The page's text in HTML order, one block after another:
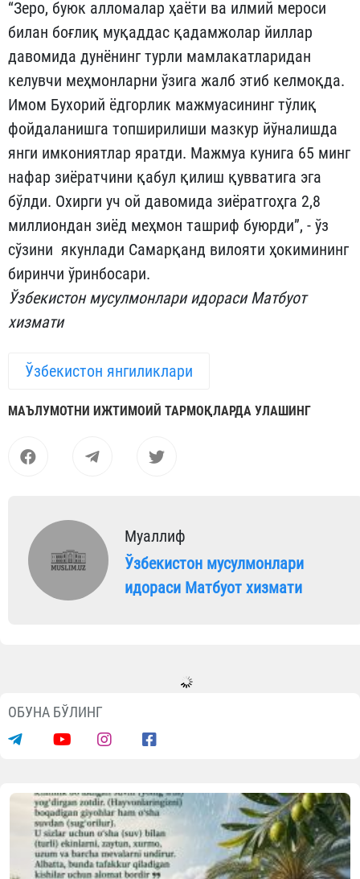
“Зеро, буюк алломалар ҳаёти ва илмий мероси
билан боғлиқ муқаддас қадамжолар йиллар
давомида дунёнинг турли мамлакатларидан
келувчи меҳмонларни ўзига жалб этиб келмоқда.
Имом Бухорий ёдгорлик мажмуасининг тўлиқ
фойдаланишга топширилиши мазкур йўналишда
янги имкониятлар яратди. Мажмуа кунига 65 минг
нафар зиёратчини қабул қилиш қувватига эга
бўлди. Охирги уч ой давомида зиёратгоҳга 2,8
миллиондан зиёд меҳмон ташриф буюрди”, - ўз
сўзини якунлади Самарқанд вилояти ҳокимининг
биринчи ўринбосари.
Ўзбекистон мусулмонлари идораси Матбуот
хизмати
Ўзбекистон янгиликлари
МАЪЛУМОТНИ ИЖТИМОИЙ ТАРМОҚЛАРДА УЛАШИНГ
Муаллиф
Ўзбекистон мусулмонлари
идораси Матбуот хизмати
Янгиликлар
Ўзбекистондаги Ислом
нуфузи яна бир бор юксак эътироф
этилди
07.08.2026 3248